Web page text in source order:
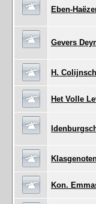
Eben-
Gevers
H.
Het Volle
Kon.